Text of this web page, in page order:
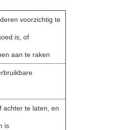
voorzichtig te
is, of
aan te raken
achter te laten, en
is